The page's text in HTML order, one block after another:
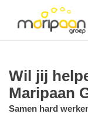
Wil jij
Maripaan
Samen hard